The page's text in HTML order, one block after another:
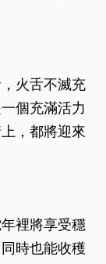
火舌不滅充
個充滿活力
，都將迎來
裡將享受穩
時也能收穫